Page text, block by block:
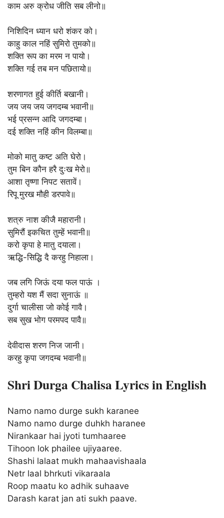
काम अरु क्रोध जीति सब लीनो॥
निशिदिन ध्यान धरो शंकर को।
काहु काल नहिं सुमिरो तुमको॥
शक्ति रूप का मरम न पायो।
शक्ति गई तब मन पछितायो॥
शरणागत हुई कीर्ति बखानी।
जय जय जय जगदम्ब भवानी॥
भई प्रसन्न आदि जगदम्बा।
दई शक्ति नहिं कीन विलम्बा॥
मोको मातु कष्ट अति घेरो।
तुम बिन कौन हरै दुःख मेरो॥
आशा तृष्णा निपट सतावें।
रिपू मुरख मौही डरपावे॥
शत्रु नाश कीजै महारानी।
सुमिरौं इकचित तुम्हें भवानी॥
करो कृपा हे मातु दयाला।
ऋद्धि-सिद्धि दै करहु निहाला।
जब लगि जिऊं दया फल पाऊं ।
तुम्हरो यश मैं सदा सुनाऊं ॥
दुर्गा चालीसा जो कोई गावै।
सब सुख भोग परमपद पावै॥
देवीदास शरण निज जानी।
करहु कृपा जगदम्ब भवानी॥
Shri Durga Chalisa Lyrics in English
Namo namo durge sukh karanee
Namo namo durge duhkh haranee
Nirankaar hai jyoti tumhaaree
Tihoon lok phailee ujiyaaree.
Shashi lalaat mukh mahaavishaala
Netr laal bhrkuti vikaraala
Roop maatu ko adhik suhaave
Darash karat jan ati sukh paave.